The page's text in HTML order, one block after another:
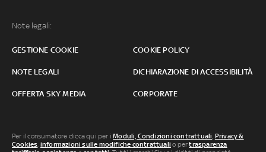
Note legali:
GESTIONE COOKIE COOKIE POLICY
NOTE LEGALI DICHIARAZIONE DI ACCESSIBILITÀ
OFFERTA SKY MEDIA CORPORATE
Per il consumatore clicca qui per iModuli, Condizioni contrattuali, Privacy &
Cookies, informazioni sulle modifiche contrattuali o pertrasparenza